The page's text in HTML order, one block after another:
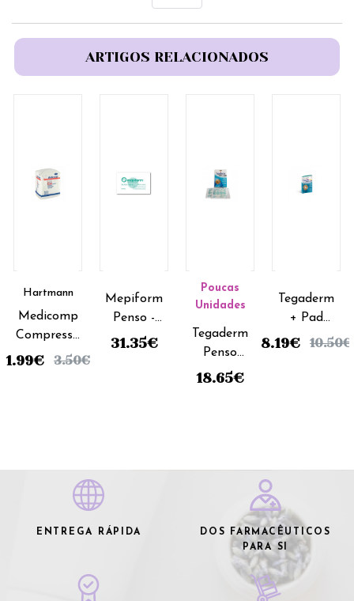
ARTIGOS RELACIONADOS
Hartmann
Medicomp
Compressa
- 10x10cm
1.99€ 3.50€
Mepiform
Penso -
5x7,5cm
31.35€
Poucas
Unidades
Tegaderm
Penso
Adesivo -
18.65€
Tegaderm
+ Pad
Penso -
8.19€ 10.50€
ENTREGA RÁPIDA
DOS FARMACÊUTICOS
PARA SI